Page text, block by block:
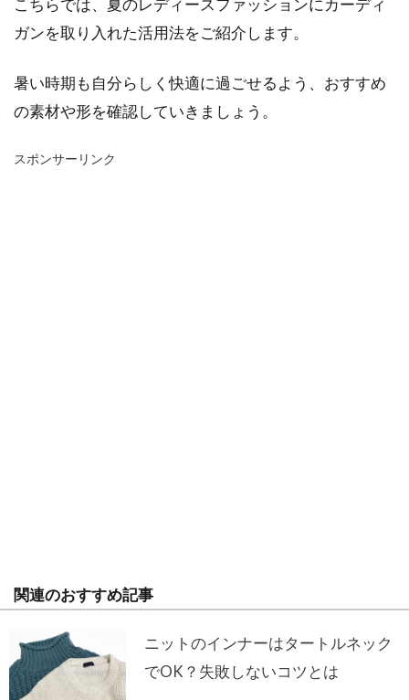
こちらでは、夏のレディースファッションにカーディ
ガンを取り入れた活用法をご紹介します。
暑い時期も自分らしく快適に過ごせるよう、おすすめ
の素材や形を確認していきましょう。
スポンサーリンク
関連のおすすめ記事
ニットのインナーはタートルネック
でOK？失敗しないコツとは